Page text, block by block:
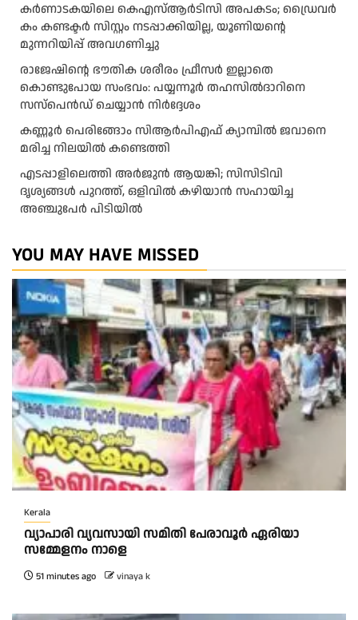
കര്‍ണാടകയിലെ കെഎസ്ആര്‍ടിസി അപകടം; ഡ്രൈവര്‍
കം കണ്ടക്ടര്‍ സിസ്റ്റം നടപ്പാക്കിയില്ല, യൂണിയന്റെ
മുന്നറിയിപ്പ് അവഗണിച്ചു
രാജേഷിന്റെ ഭൗതിക ശരീരം ഫ്രീസർ ഇല്ലാതെ
കൊണ്ടുപോയ സംഭവം: പയ്യന്നൂർ തഹസിൽദാറിനെ
സസ്പെൻഡ് ചെയ്യാൻ നിർദ്ദേശം
കണ്ണൂർ പെരിങ്ങോം സിആർപിഎഫ് ക്യാമ്പിൽ ജവാനെ
മരിച്ച നിലയിൽ കണ്ടെത്തി
എടപ്പാളിലെത്തി അർജുൻ ആയങ്കി; സിസിടിവി
ദൃശ്യങ്ങൾ പുറത്ത്, ഒളിവിൽ കഴിയാൻ സഹായിച്ച
അഞ്ചുപേർ പിടിയിൽ
YOU MAY HAVE MISSED
Kerala
വ്യാപാരി വ്യവസായി സമിതി പേരാവൂർ ഏരിയാ
സമ്മേളനം നാളെ
51 minutes ago vinaya k